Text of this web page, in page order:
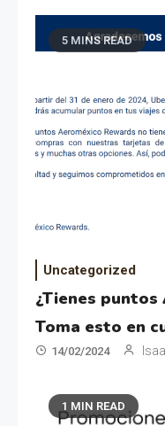
5 MINS READ
Uncategorized
¿Tienes
Toma esto en
14/02/2024
1 MIN READ